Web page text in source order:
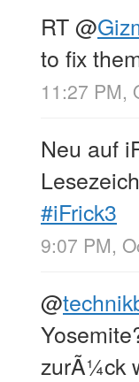
RT@
to fix
11:27 PM,
Neu auf
#iFrick3
9:07 PM,
@
zurÃ¼ck